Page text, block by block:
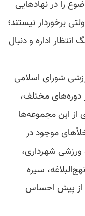
را در نهادهایی
برخوردار نیستند؛
اداره و دنبال
شورای اسلامی
مختلف،
از این مجموعه‌ها
موجود در
شهرداری،
سیره
از پیش احساس